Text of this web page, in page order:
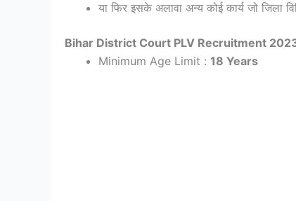
या फिर इसके अलावा अन्य कोई कार्य जो जिला
Bihar District Court PLV Recruitment
Minimum Age Limit : 18 Years